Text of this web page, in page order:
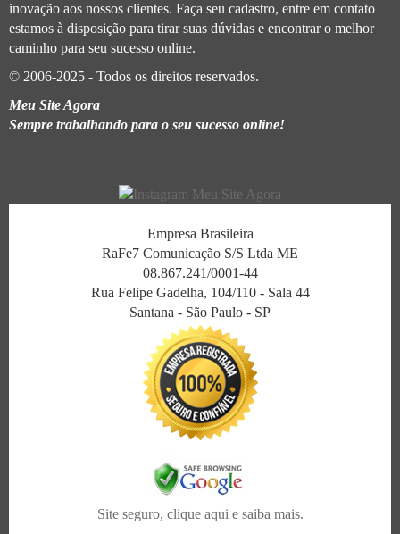
inovação aos nossos clientes. Faça seu cadastro, entre em contato
estamos à disposição para tirar suas dúvidas e encontrar o melhor
caminho para seu sucesso online.
© 2006-2025 - Todos os direitos reservados.
Meu Site Agora
Sempre trabalhando para o seu sucesso online!
Empresa Brasileira
RaFe7 Comunicação S/S Ltda ME
08.867.241/0001-44
Rua Felipe Gadelha, 104/110 - Sala 44
Santana - São Paulo - SP
Site seguro, clique aqui e saiba mais.